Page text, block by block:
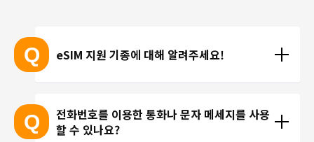
Q eSIM 지원 기종에 대해 알려주세요!
※ eSIM 지원 기기가 계속 출시되고 있기 때문에 최신
Q
전화번호를 이용한 통화나 문자 메세지를 사용
할 수 있나요?